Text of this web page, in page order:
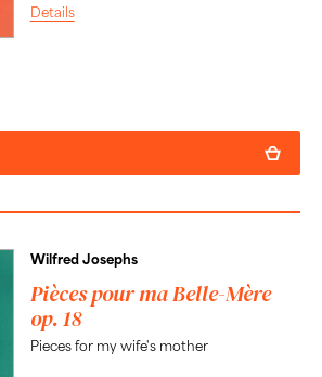
Details
Wilfred Josephs
Pièces pour ma Belle-Mère
op. 18
Pieces for my wife's mother